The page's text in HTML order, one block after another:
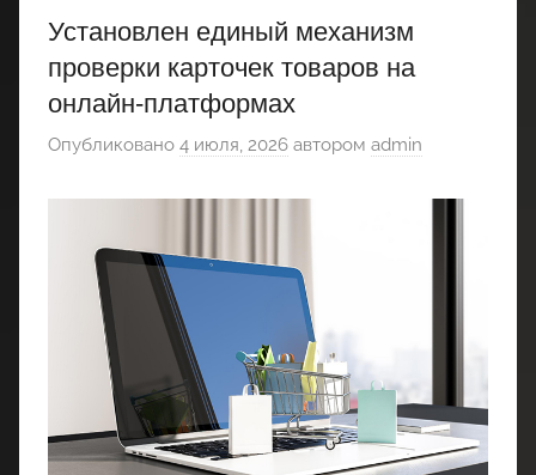
Установлен единый механизм
проверки карточек товаров на
онлайн‑платформах
Опубликовано 4 июля, 2026 автором admin